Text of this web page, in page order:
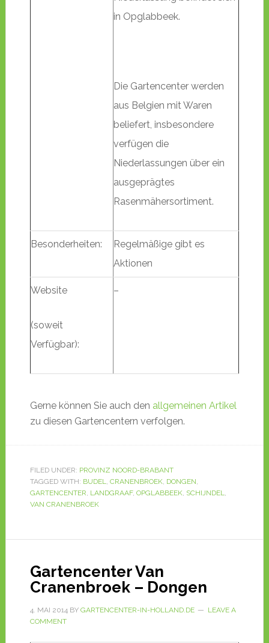
in Opglabbeek.
Die Gartencenter werden
aus Belgien mit Waren
beliefert, insbesondere
verfügen die
Niederlassungen über ein
ausgeprägtes
Rasenmähersortiment.
Besonderheiten:
Regelmäßige gibt es
Aktionen
Website
(soweit
Verfügbar):
–
Gerne können Sie auch den allgemeinen Artikel
zu diesen Gartencentern verfolgen.
FILED UNDER: PROVINZ NOORD-BRABANT
TAGGED WITH: BUDEL, CRANENBROEK, DONGEN,
GARTENCENTER, LANDGRAAF, OPGLABBEEK, SCHIJNDEL,
VAN CRANENBROEK
Gartencenter Van
Cranenbroek – Dongen
4. MAI 2014BY GARTENCENTER-IN-HOLLAND.DE
LEAVE A
COMMENT